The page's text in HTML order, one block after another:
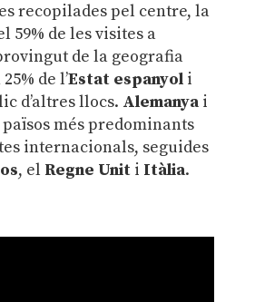
recopilades pel centre, la
59% de les visites a
de la geografia
de l’Estat espanyoli
d’altres llocs. Alemanyai
més predominants
internacionals, seguides
, el Regne Uniti Itàlia.